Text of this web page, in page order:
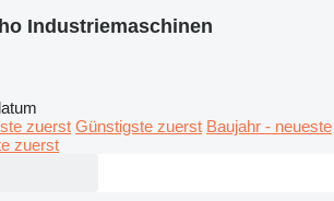
Industriemaschinen
zuerst Günstigste zuerst Baujahr - neueste
zuerst